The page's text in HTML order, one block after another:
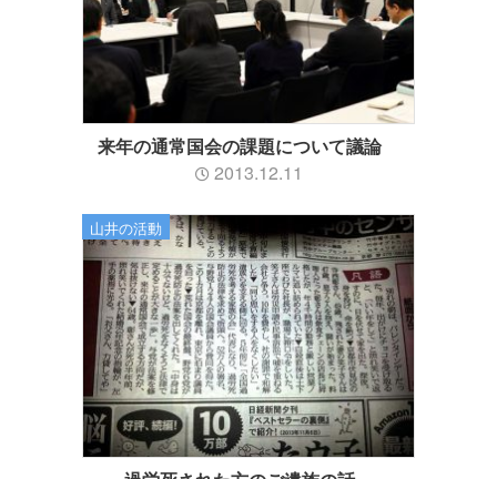
来年の通常国会の課題について議論
2013.12.11
山井の活動